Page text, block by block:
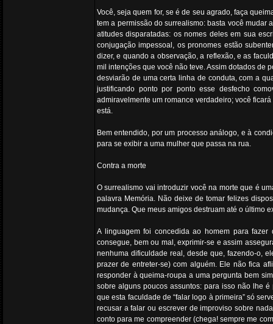
Você, seja quem for, se é de seu agrado, faça
tem a permissão do surrealismo: basta você mudar
atitudes disparatadas: os nomes deles em sua
conjugação impessoal, os pronomes estão
dizer, e quando a observação, a reflexão, e as
mil intenções que você não teve. Assim dotados de
desviarão de uma certa linha de conduta, com a
justificando ponto por ponto esse desfecho
admiravelmente um romance verdadeiro; você
está.
Bem entendido, por um processo análogo, e à
para se exibir a uma mulher que passa na rua.
Contra a morte
O surrealismo vai introduzir você na morte que é
palavra Memória. Não deixe de tomar felizes
mudança. Que meus amigos destruam até o último
A linguagem foi concedida ao homem para
consegue, bem ou mal, exprimir-se e assim
nenhuma dificuldade real, desde que, fazendo-o,
prazer de entreter-se) com alguém. Ele não fica
responder à queima-roupa a uma pergunta bem
sobre alguns poucos assuntos: para isso não lhe
que esta faculdade de “falar logo à primeira” só
recusar a falar ou escrever de improviso sobre
conto para me compreender (chega! sempre me